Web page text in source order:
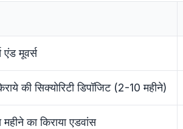
एंड मूवर्स
की सिक्योरिटी डिपॉजिट (2-10 महीने)
महीने का किराया एडवांस